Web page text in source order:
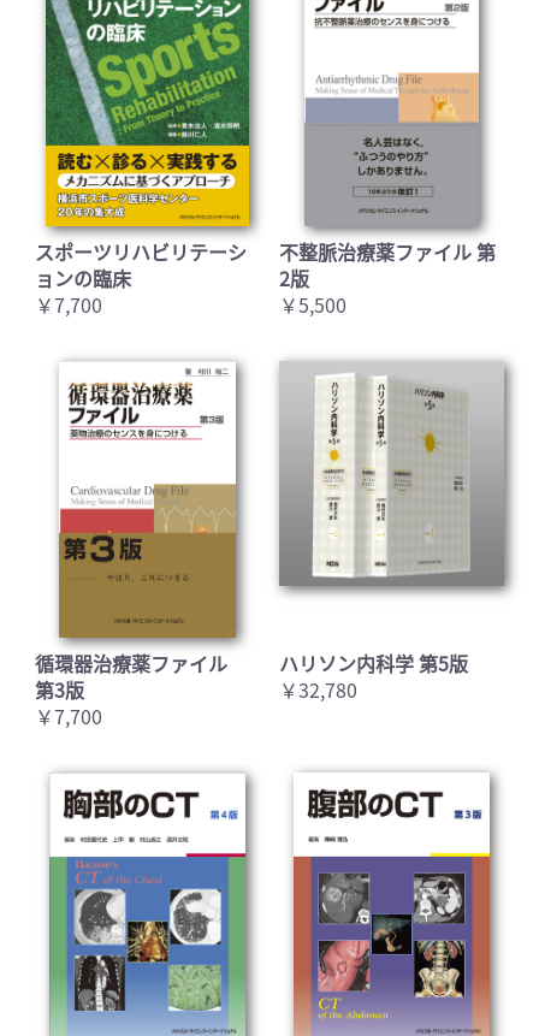
スポーツリハビリテーシ
ョンの臨床
￥7,700
不整脈治療薬ファイル 第
2版
￥5,500
循環器治療薬ファイル
第3版
￥7,700
ハリソン内科学 第5版
￥32,780